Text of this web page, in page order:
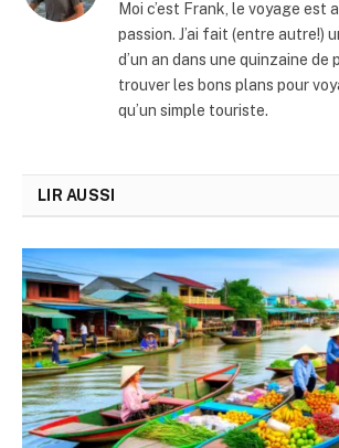
Moi c’est Frank, le voyage est
passion. J’ai fait (entre autre!)
d’un an dans une quinzaine de
trouver les bons plans pour
qu’un simple touriste.
LIR AUSSI